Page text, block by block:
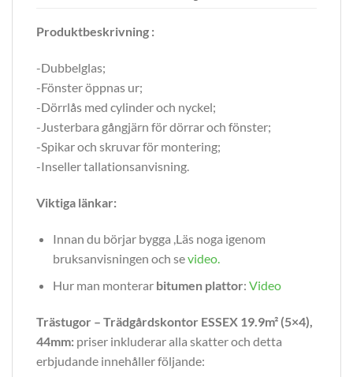
Produktbeskrivning :
-Dubbelglas;
-Fönster öppnas ur;
-Dörrlås med cylinder och nyckel;
-Justerbara gångjärn för dörrar och fönster;
-Spikar och skruvar för montering;
-Inseller tallationsanvisning.
Viktiga länkar:
Innan du börjar bygga ,Läs noga igenom
bruksanvisningen och sevideo.
Hur man monterar bitumen plattor: Video
Trästugor – Trädgårdskontor ESSEX 19.9m² (5×4),
44mm: priser inkluderar alla skatter och detta
erbjudande innehåller följande: